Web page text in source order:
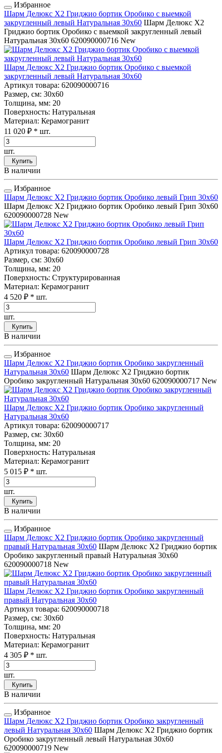
Избранное
Шарм Делюкс Х2 Гриджио бортик Оробико с выемкой
закругленный левый Натуральная 30x60 Шарм Делюкс Х2
Гриджио бортик Оробико с выемкой закругленный левый
Натуральная 30x60 620090000716 New
Шарм Делюкс Х2 Гриджио бортик Оробико с выемкой
закругленный левый Натуральная 30x60
Артикул товара: 620090000716
Размер, см: 30x60
Толщина, мм: 20
Поверхность: Натуральная
Материал: Керамогранит
11 020 ₽ * шт.
шт.
Купить
В наличии
Избранное
Шарм Делюкс Х2 Гриджио бортик Оробико левый Грип 30x60
Шарм Делюкс Х2 Гриджио бортик Оробико левый Грип 30x60
620090000728 New
Шарм Делюкс Х2 Гриджио бортик Оробико левый Грип 30x60
Артикул товара: 620090000728
Размер, см: 30x60
Толщина, мм: 20
Поверхность: Структурированная
Материал: Керамогранит
4 520 ₽ * шт.
шт.
Купить
В наличии
Избранное
Шарм Делюкс Х2 Гриджио бортик Оробико закругленный
Натуральная 30x60 Шарм Делюкс Х2 Гриджио бортик
Оробико закругленный Натуральная 30x60 620090000717 New
Шарм Делюкс Х2 Гриджио бортик Оробико закругленный
Натуральная 30x60
Артикул товара: 620090000717
Размер, см: 30x60
Толщина, мм: 20
Поверхность: Натуральная
Материал: Керамогранит
5 015 ₽ * шт.
шт.
Купить
В наличии
Избранное
Шарм Делюкс Х2 Гриджио бортик Оробико закругленный
правый Натуральная 30x60 Шарм Делюкс Х2 Гриджио бортик
Оробико закругленный правый Натуральная 30x60
620090000718 New
Шарм Делюкс Х2 Гриджио бортик Оробико закругленный
правый Натуральная 30x60
Артикул товара: 620090000718
Размер, см: 30x60
Толщина, мм: 20
Поверхность: Натуральная
Материал: Керамогранит
4 305 ₽ * шт.
шт.
Купить
В наличии
Избранное
Шарм Делюкс Х2 Гриджио бортик Оробико закругленный
левый Натуральная 30x60 Шарм Делюкс Х2 Гриджио бортик
Оробико закругленный левый Натуральная 30x60
620090000719 New